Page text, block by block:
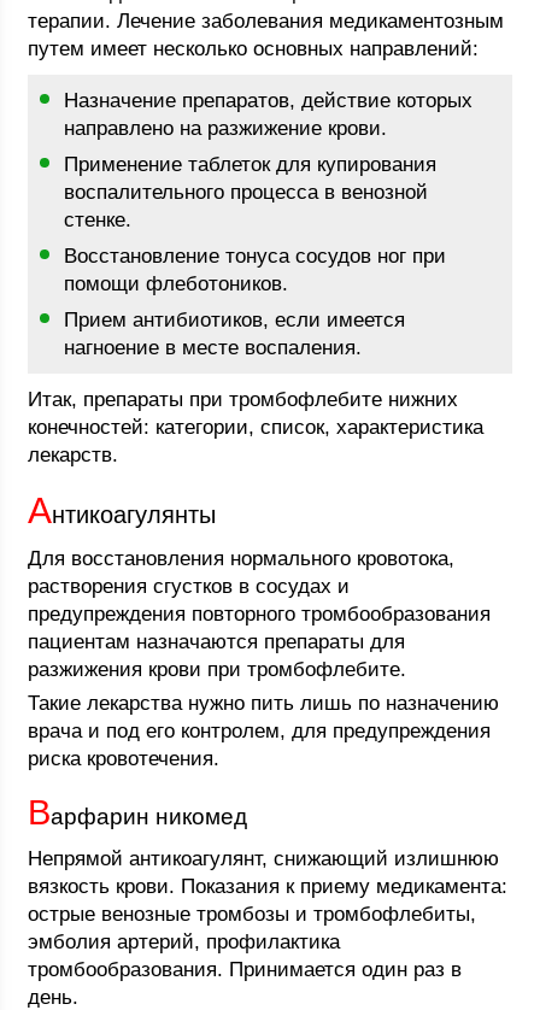
терапии. Лечение заболевания медикаментозным
путем имеет несколько основных направлений:
Назначение препаратов, действие которых
направлено на разжижение крови.
Применение таблеток для купирования
воспалительного процесса в венозной
стенке.
Восстановление тонуса сосудов ног при
помощи флеботоников.
Прием антибиотиков, если имеется
нагноение в месте воспаления.
Итак, препараты при тромбофлебите нижних
конечностей: категории, список, характеристика
лекарств.
Антикоагулянты
Для восстановления нормального кровотока,
растворения сгустков в сосудах и
предупреждения повторного тромбообразования
пациентам назначаются препараты для
разжижения крови при тромбофлебите.
Такие лекарства нужно пить лишь по назначению
врача и под его контролем, для предупреждения
риска кровотечения.
Варфарин никомед
Непрямой антикоагулянт, снижающий излишнюю
вязкость крови. Показания к приему медикамента:
острые венозные тромбозы и тромбофлебиты,
эмболия артерий, профилактика
тромбообразования. Принимается один раз в
день.